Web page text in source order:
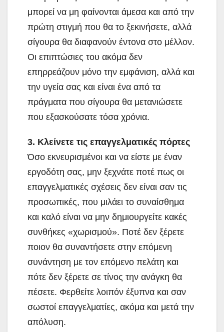
μπορεί να μη φαίνονται άμεσα και από την
πρώτη στιγμή που θα το ξεκινήσετε, αλλά
σίγουρα θα διαφανούν έντονα στο μέλλον.
Οι επιπτώσιες του ακόμα δεν
επηρρεάζουν μόνο την εμφάνιση, αλλά και
την υγεία σας και είναι ένα από τα
πράγματα που σίγουρα θα μετανιώσετε
που εξασκούσατε τόσα χρόνια.
3. Κλείνετε τις επαγγελματικές πόρτες
Όσο εκνευρισμένοι και να είστε με έναν
εργοδότη σας, μην ξεχνάτε ποτέ πως οι
επαγγελματικές σχέσεις δεν είναι σαν τις
προσωπικές, που μιλάει το συναίσθημα
και καλό είναι να μην δημιουργείτε κακές
συνθήκες «χωρισμού». Ποτέ δεν ξέρετε
ποιον θα συναντήσετε στην επόμενη
συνάντηση με τον επόμενο πελάτη και
πότε δεν ξέρετε σε τίνος την ανάγκη θα
πέσετε. Φερθείτε λοιπόν έξυπνα και σαν
σωστοί επαγγελματίες, ακόμα και μετά την
απόλυση.